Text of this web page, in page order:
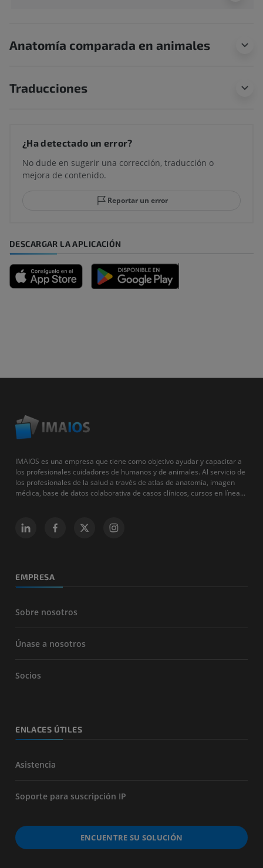
Anatomía comparada en animales
Traducciones
¿Ha detectado un error?
No dude en sugerir una corrección, traducción o
mejora de contenido.
Reportar un error
DESCARGAR LA APLICACIÓN
IMAIOS es una empresa que tiene como objetivo ayudar y capacitar a
los profesionales cuidadores de humanos y de animales. Al servicio de
los profesionales de la salud a través de atlas de anatomía, imagen
médica, base de datos colaborativa de casos clínicos, cursos en línea...
EMPRESA
Sobre nosotros
Únase a nosotros
Socios
ENLACES ÚTILES
Asistencia
Soporte para suscripción IP
ENCUENTRE SU SOLUCIÓN